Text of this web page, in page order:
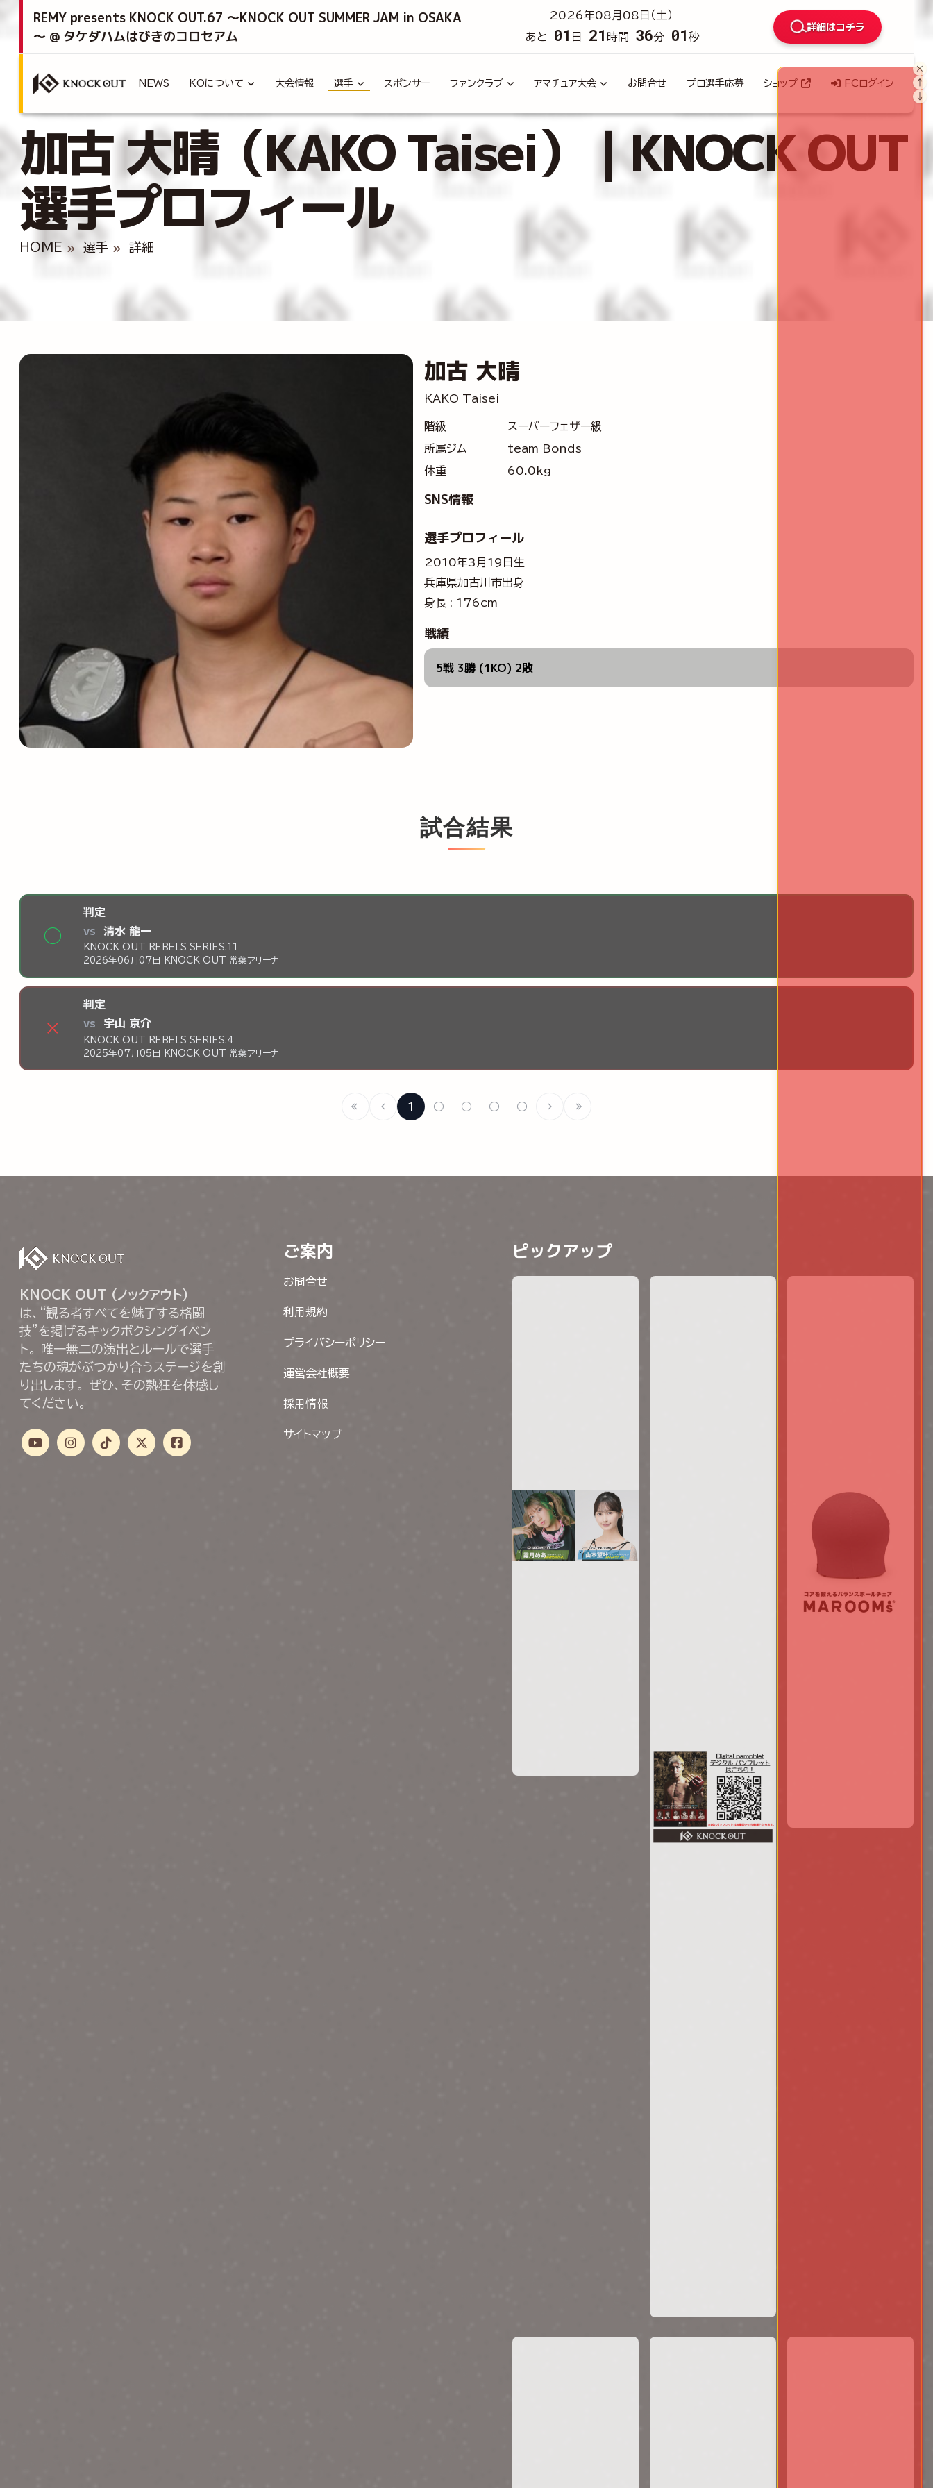
REMY presents KNOCK OUT.67 ～KNOCK OUT SUMMER JAM in OSAKA
～ @ タケダハムはびきのコロセアム
2026年08月08日（土）
あと
01 日 21 時間 36分 00 秒
詳細はコチラ
NEWS KOについて 大会情報 選手 スポンサー ファンクラブ アマチュア大会 お問合せ プロ選手応募 ショップ FCログイン
加古 大晴（KAKO Taisei）｜KNOCK OUT
選手プロフィール
HOME 選手 詳細
加古 大晴
KAKO Taisei
階級
スーパーフェザー級
所属ジム
team Bonds
体重
60.0kg
SNS情報
選手プロフィール
2010年3月19日生
兵庫県加古川市出身
身長 : 176cm
戦績
5戦 3勝 (1KO) 2敗
試合結果
◯
判定
vs 清水 龍一
KNOCK OUT REBELS SERIES.11
2026年06月07日 KNOCK OUT 常葉アリーナ
×
判定
vs 宇山 京介
KNOCK OUT REBELS SERIES.4
2025年07月05日 KNOCK OUT 常葉アリーナ
1 ○ ○ ○ ○
KNOCK OUT (ノックアウト)
は、“観る者すべてを魅了する格闘
技”を掲げるキックボクシングイベン
ト。 唯一無二の演出とルールで選手
たちの魂がぶつかり合うステージを創
り出します。 ぜひ、その熱狂を体感し
てください。
ご案内
お問合せ
利用規約
プライバシーポリシー
運営会社概要
採用情報
サイトマップ
ピックアップ
×
↑
↓